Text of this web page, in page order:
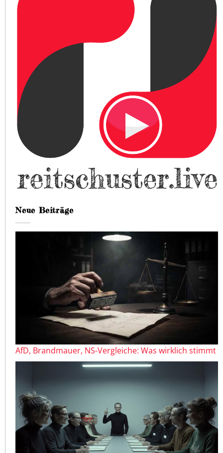
Neue Beiträge
AfD, Brandmauer, NS-Vergleiche: Was wirklich stimmt